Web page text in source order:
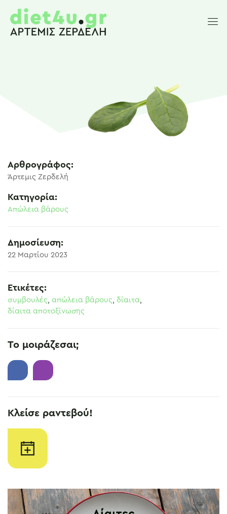
Αρθρογράφος:
Άρτεμις Ζερδελή
Κατηγορία:
Απώλεια βάρους
Δημοσίευση:
22 Μαρτίου 2023
Ετικέτες:
συμβουλές, απώλεια βάρους, δίαιτα,
δίαιτα αποτοξίνωσης
Το μοιράζεσαι;
Κλείσε ραντεβού!